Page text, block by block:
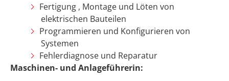
Fertigung , Montage und Löten von
elektrischen Bauteilen
Programmieren und Konfigurieren von
Systemen
Fehlerdiagnose und Reparatur
Maschinen- und Anlageführerin: